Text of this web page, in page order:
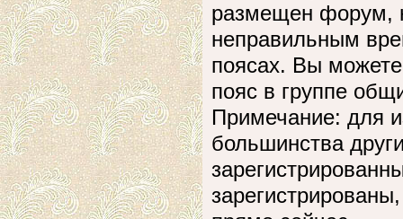
размещен форум,
неправильным
поясах. Вы
пояс в группе
Примечание: для
большинства